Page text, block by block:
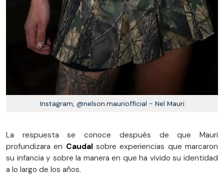
Instagram, @nelson.mauriofficial - Nel Mauri
La respuesta se conoce después de que Mauri
profundizara en Caudalsobre experiencias que marcaron
su infancia y sobre la manera en que ha vivido su identidad
a lo largo de los años.